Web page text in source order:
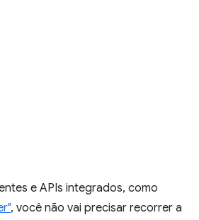
e APIs integrados, como
, você não vai precisar recorrer a